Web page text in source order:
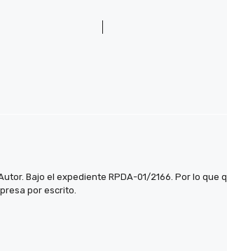
Bajo el expediente RPDA-01/2166. Por lo
por escrito.